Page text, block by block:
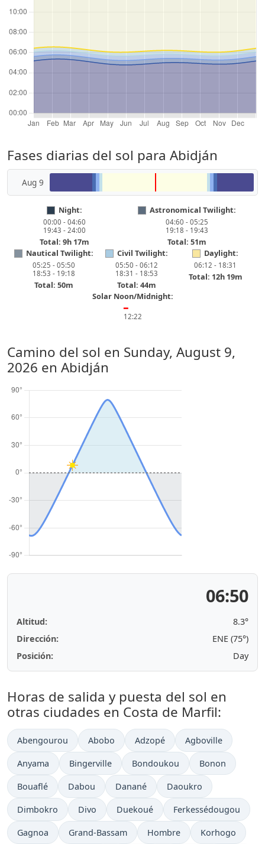
Fases diarias del sol para Abidján
Aug 9
Night:
00:00 - 04:60
19:43 - 24:00
Total: 9h 17m
Astronomical Twilight:
04:60 - 05:25
19:18 - 19:43
Total: 51m
Nautical Twilight:
05:25 - 05:50
18:53 - 19:18
Total: 50m
Civil Twilight:
05:50 - 06:12
18:31 - 18:53
Total: 44m
Daylight:
06:12 - 18:31
Total: 12h 19m
Solar Noon/Midnight:
━
12:22
Camino del sol en Sunday, August 9,
2026 en Abidján
06:50
Altitud:
8.3°
Dirección:
ENE (75°)
Posición:
Day
Horas de salida y puesta del sol en
otras ciudades en Costa de Marfil:
Abengourou Abobo Adzopé Agboville
Anyama Bingerville Bondoukou Bonon
Bouaflé Dabou Danané Daoukro
Dimbokro Divo Duekoué Ferkessédougou
Gagnoa Grand-Bassam Hombre Korhogo